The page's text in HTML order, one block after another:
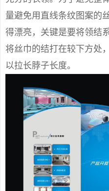
量避免用直线条纹图案的
得漂亮，关键是要将领结
将丝巾的结打在较下方处
以拉长脖子长度。